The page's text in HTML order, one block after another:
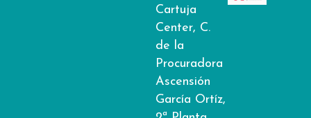
Cartuja
Center, C.
de la
Procuradora
Ascensión
García Ortíz,